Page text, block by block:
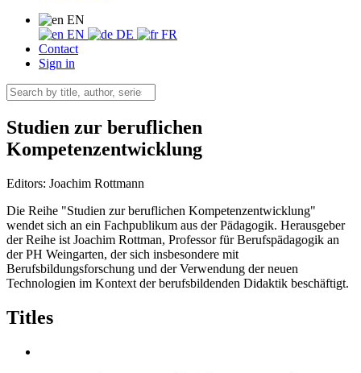
EN
EN
DE
FR
Contact
Sign in
Studien zur beruflichen
Kompetenzentwicklung
Editors: Joachim Rottmann
Die Reihe "Studien zur beruflichen Kompetenzentwicklung"
wendet sich an ein Fachpublikum aus der Pädagogik. Herausgeber
der Reihe ist Joachim Rottman, Professor für Berufspädagogik an
der PH Weingarten, der sich insbesondere mit
Berufsbildungsforschung und der Verwendung der neuen
Technologien im Kontext der berufsbildenden Didaktik beschäftigt.
Titles